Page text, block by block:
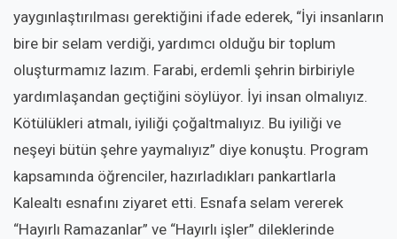
yaygınlaştırılması gerektiğini ifade ederek, “İyi insanların
bire bir selam verdiği, yardımcı olduğu bir toplum
oluşturmamız lazım. Farabi, erdemli şehrin birbiriyle
yardımlaşandan geçtiğini söylüyor. İyi insan olmalıyız.
Kötülükleri atmalı, iyiliği çoğaltmalıyız. Bu iyiliği ve
neşeyi bütün şehre yaymalıyız” diye konuştu. Program
kapsamında öğrenciler, hazırladıkları pankartlarla
Kalealtı esnafını ziyaret etti. Esnafa selam vererek
“Hayırlı Ramazanlar” ve “Hayırlı işler” dileklerinde